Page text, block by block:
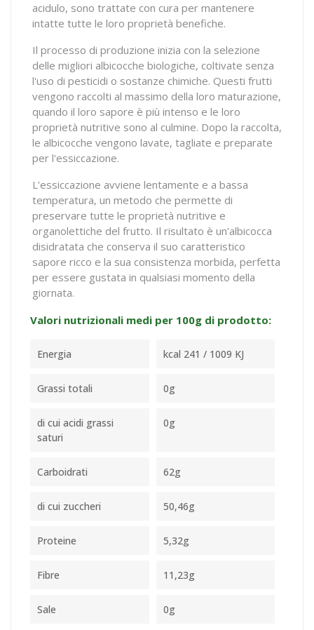
acidulo, sono trattate con cura per mantenere
intatte tutte le loro proprietà benefiche.
Il processo di produzione inizia con la selezione
delle migliori albicocche biologiche, coltivate senza
l'uso di pesticidi o sostanze chimiche. Questi frutti
vengono raccolti al massimo della loro maturazione,
quando il loro sapore è più intenso e le loro
proprietà nutritive sono al culmine. Dopo la raccolta,
le albicocche vengono lavate, tagliate e preparate
per l'essiccazione.
L'essiccazione avviene lentamente e a bassa
temperatura, un metodo che permette di
preservare tutte le proprietà nutritive e
organolettiche del frutto. Il risultato è un'albicocca
disidratata che conserva il suo caratteristico
sapore ricco e la sua consistenza morbida, perfetta
per essere gustata in qualsiasi momento della
giornata.
Valori nutrizionali medi per 100g di prodotto:
Energia kcal 241 / 1009 KJ
Grassi totali 0g
di cui acidi grassi
saturi
0g
Carboidrati 62g
di cui zuccheri 50,46g
Proteine 5,32g
Fibre 11,23g
Sale 0g